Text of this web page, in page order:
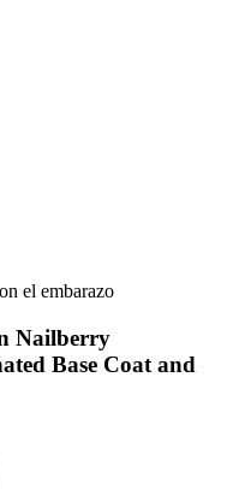
el embarazo
Nailberry
Base Coat and